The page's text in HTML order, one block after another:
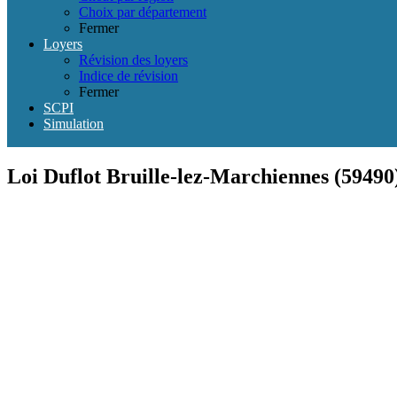
Choix par département
Fermer
Loyers
Révision des loyers
Indice de révision
Fermer
SCPI
Simulation
Loi Duflot Bruille-lez-Marchiennes